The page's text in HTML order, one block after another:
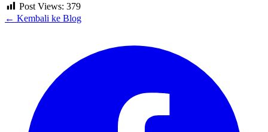
Post Views: 379
← Kembali ke Blog